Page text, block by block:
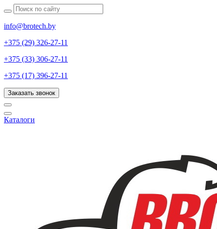
info@brotech.by
+375 (29) 326-27-11
+375 (33) 306-27-11
+375 (17) 396-27-11
Заказать звонок
Каталоги